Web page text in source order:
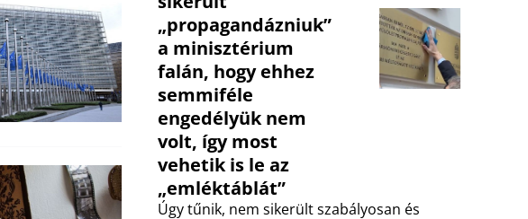
„propagandázniuk”
a minisztérium
falán, hogy ehhez
semmiféle
engedélyük nem
volt, így most
vehetik is le az
„emléktáblát”
Úgy tűnik, nem sikerült szabályosan és